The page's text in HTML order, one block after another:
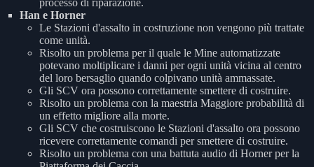
Han e Horner
Le Stazioni d'assalto in costruzione non vengono più trattate
come unità.
Risolto un problema per il quale le Mine automatizzate
potevano moltiplicare i danni per ogni unità vicina al centro
del loro bersaglio quando colpivano unità ammassate.
Gli SCV ora possono correttamente smettere di costruire.
Risolto un problema con la maestria Maggiore probabilità di
un effetto migliore alla morte.
Gli SCV che costruiscono le Stazioni d'assalto ora possono
ricevere correttamente comandi per smettere di costruire.
Risolto un problema con una battuta audio di Horner per la